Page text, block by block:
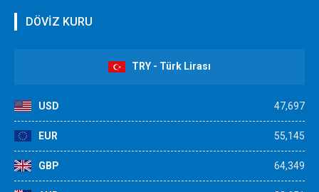
DÖVİZ KURU
TRY - Türk Lirası
USD 47,697
EUR 55,145
GBP 64,349